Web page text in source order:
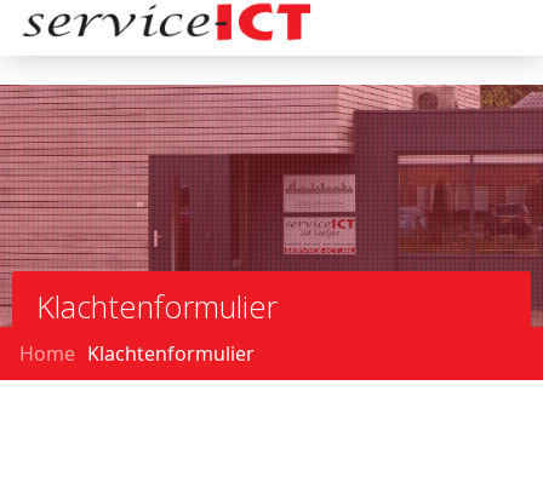
Klachtenformulier
Home Klachtenformulier